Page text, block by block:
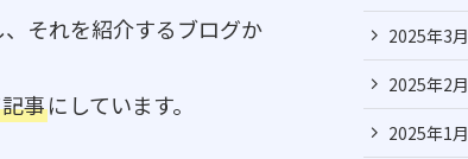
それを紹介するブログか
事にしています。
2025年3月
2025年2月
2025年1月